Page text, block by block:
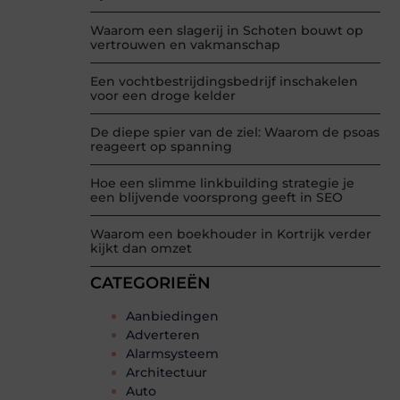
Waarom een slagerij in Schoten bouwt op
vertrouwen en vakmanschap
Een vochtbestrijdingsbedrijf inschakelen
voor een droge kelder
De diepe spier van de ziel: Waarom de psoas
reageert op spanning
Hoe een slimme linkbuilding strategie je
een blijvende voorsprong geeft in SEO
Waarom een boekhouder in Kortrijk verder
kijkt dan omzet
CATEGORIEËN
Aanbiedingen
Adverteren
Alarmsysteem
Architectuur
Auto